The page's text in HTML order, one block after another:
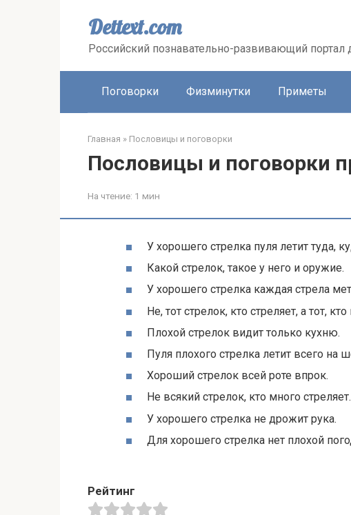
Dettext.com
Российский познавательно-развивающий портал
Поговорки Физминутки Приметы
Главная » Пословицы и поговорки
Пословицы и поговорки
На чтение: 1 мин
У хорошего стрелка пуля летит туда,
Какой стрелок, такое у него и оружие.
У хорошего стрелка каждая стрела
Не, тот стрелок, кто стреляет, а тот,
Плохой стрелок видит только кухню.
Пуля плохого стрелка летит всего на
Хороший стрелок всей роте впрок.
Не всякий стрелок, кто много стреляет.
У хорошего стрелка не дрожит рука.
Для хорошего стрелка нет плохой
Рейтинг